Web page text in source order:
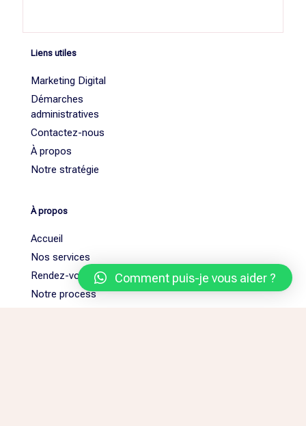
Liens utiles
Marketing Digital
Démarches
administratives
Contactez-nous
À propos
Notre stratégie
À propos
Accueil
Nos services
Rendez-vous
Notre process
Comment puis-je vous aider ?